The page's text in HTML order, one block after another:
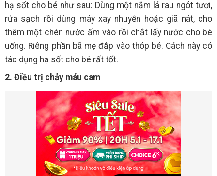
hạ sốt cho bé như sau: Dùng một nắm lá rau ngót tươi,
rửa sạch rồi dùng máy xay nhuyễn hoặc giã nát, cho
thêm một chén nước ấm vào rồi chắt lấy nước cho bé
uống. Riêng phần bã mẹ đắp vào thóp bé. Cách này có
tác dụng hạ sốt cho bé rất tốt.
2. Điều trị chảy máu cam